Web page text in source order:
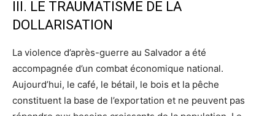
III. LE TRAUMATISME DE LA
DOLLARISATION
La violence d’après-guerre au Salvador a été
accompagnée d’un combat économique national.
Aujourd’hui, le café, le bétail, le bois et la pêche
constituent la base de l’exportation et ne peuvent pas